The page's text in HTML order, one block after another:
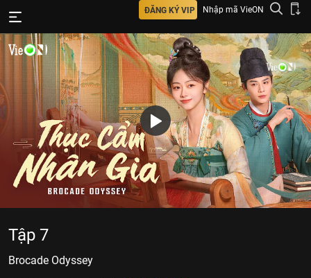
ĐĂNG KÝ VIP Nhập mã VieON
Tập 7
Brocade Odyssey